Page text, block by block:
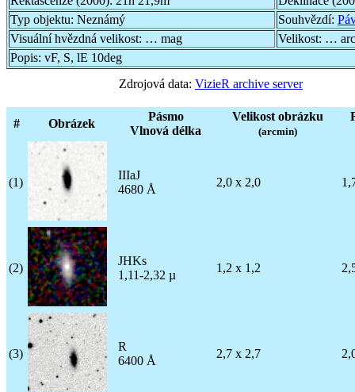
Typ objektu: Neznámý Souhvězdí:
Visuální hvězdná velikost: … mag Velikost: …
Popis: vF, S, lE 10deg
Zdrojová data: VizieR archive server
# Obrázek
Pásmo
Vlnová délka
Velikost obrázku
(arcmin)
(1)
IIIaJ
4680 Å
2,0 x 2,0
(2)
JHKs
1,11-2,32 µ
1,2 x 1,2
(3)
R
6400 Å
2,7 x 2,7